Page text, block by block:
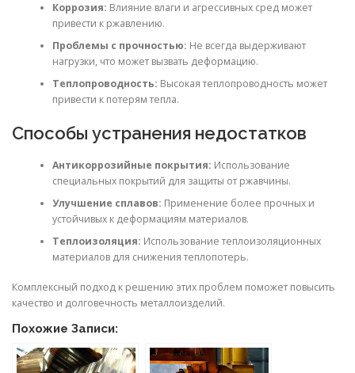
Коррозия: Влияние влаги и агрессивных сред может
привести к ржавлению.
Проблемы с прочностью: Не всегда выдерживают
нагрузки, что может вызвать деформацию.
Теплопроводность: Высокая теплопроводность может
привести к потерям тепла.
Способы устранения недостатков
Антикоррозийные покрытия: Использование
специальных покрытий для защиты от ржавчины.
Улучшение сплавов: Применение более прочных и
устойчивых к деформациям материалов.
Теплоизоляция: Использование теплоизоляционных
материалов для снижения теплопотерь.
Комплексный подход к решению этих проблем поможет повысить
качество и долговечность металлоизделий.
Похожие Записи: